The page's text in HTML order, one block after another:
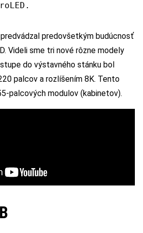
predovšetkým budúcnosť
Videli sme tri nové rôzne modely
do výstavného stánku bol
palcov a rozlíšením 8K. Tento
palcových modulov (kabinetov).